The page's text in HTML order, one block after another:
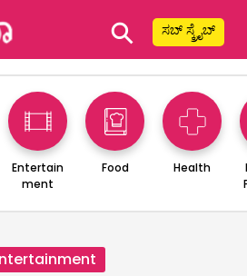
⚲ ಸಬ್ ಸ್ಕ್ರೈಬ್
Entertain
ment
Food Health